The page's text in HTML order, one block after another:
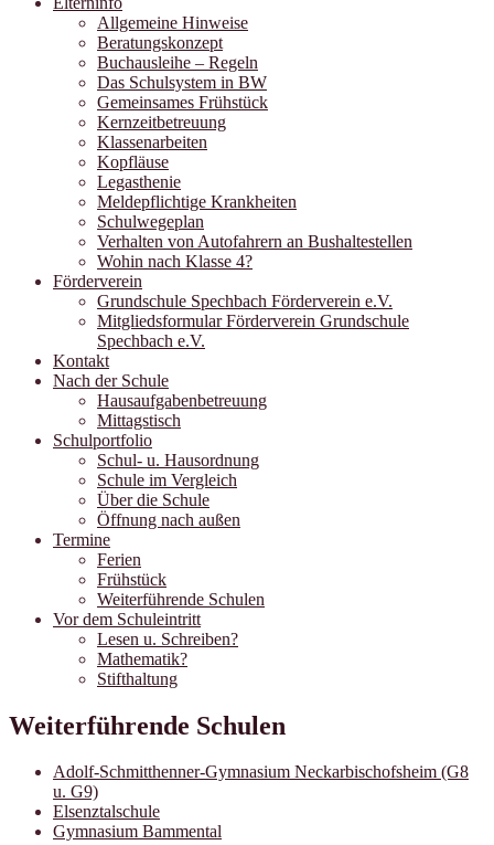
Allgemeine Hinweise
Beratungskonzept
Buchausleihe – Regeln
Das Schulsystem in BW
Gemeinsames Frühstück
Kernzeitbetreuung
Klassenarbeiten
Kopfläuse
Legasthenie
Meldepflichtige Krankheiten
Schulwegeplan
Verhalten von Autofahrern an Bushaltestellen
Wohin nach Klasse 4?
Förderverein
Grundschule Spechbach Förderverein e.V.
Mitgliedsformular Förderverein Grundschule
Spechbach e.V.
Kontakt
Nach der Schule
Hausaufgabenbetreuung
Mittagstisch
Schulportfolio
Schul- u. Hausordnung
Schule im Vergleich
Über die Schule
Öffnung nach außen
Termine
Ferien
Frühstück
Weiterführende Schulen
Vor dem Schuleintritt
Lesen u. Schreiben?
Mathematik?
Stifthaltung
Weiterführende Schulen
Adolf-Schmitthenner-Gymnasium Neckarbischofsheim (G8
u. G9)
Elsenztalschule
Gymnasium Bammental